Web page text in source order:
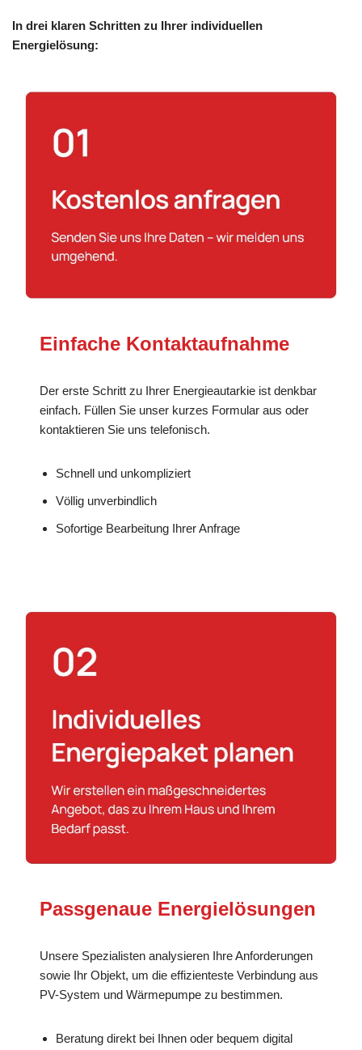
In drei klaren Schritten zu Ihrer individuellen
Energielösung:
Einfache Kontaktaufnahme
Der erste Schritt zu Ihrer Energieautarkie ist denkbar
einfach. Füllen Sie unser kurzes Formular aus oder
kontaktieren Sie uns telefonisch.
Schnell und unkompliziert
Völlig unverbindlich
Sofortige Bearbeitung Ihrer Anfrage
Passgenaue Energielösungen
Unsere Spezialisten analysieren Ihre Anforderungen
sowie Ihr Objekt, um die effizienteste Verbindung aus
PV-System und Wärmepumpe zu bestimmen.
Beratung direkt bei Ihnen oder bequem digital